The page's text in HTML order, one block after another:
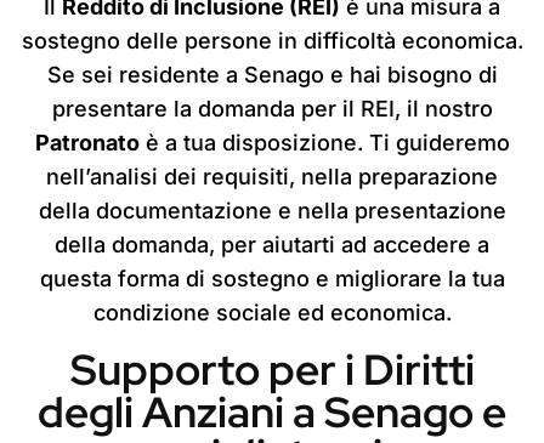
Reddito di Inclusione (REI) è una misura a
sostegno delle persone in difficoltà economica.
Se sei residente a Senago e hai bisogno di
presentare la domanda per il REI, il nostro
Patronatoè a tua disposizione. Ti guideremo
nell’analisi dei requisiti, nella preparazione
della documentazione e nella presentazione
della domanda, per aiutarti ad accedere a
questa forma di sostegno e migliorare la tua
condizione sociale ed economica.
Supporto per i Diritti
degli Anziani a Senago e